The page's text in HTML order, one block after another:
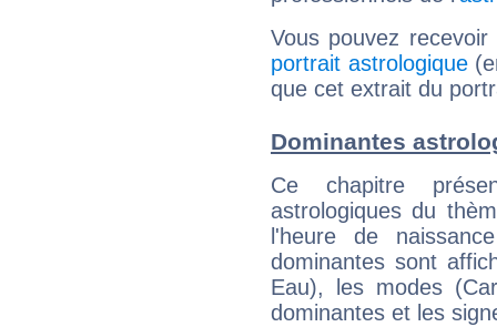
Vous pouvez
portrait astrologique
que cet extrait du
Dominantes
Ce chapitre
astrologiques du
l'heure de
dominantes sont
Eau), les modes
dominantes et les